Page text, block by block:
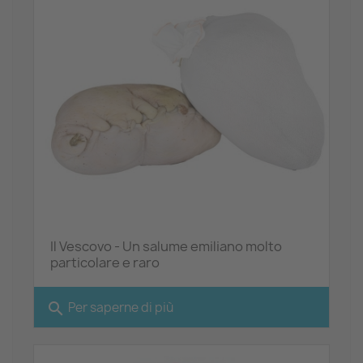
Il Vescovo - Un salume emiliano molto
particolare e raro
search Per saperne di più